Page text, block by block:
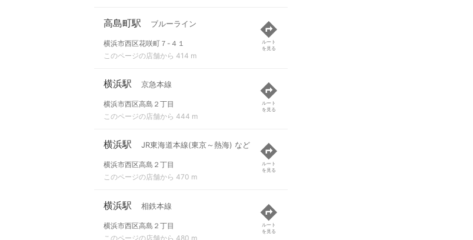
高島町駅 ブルーライン
横浜市西区花咲町７-４１
このページの店舗から 414 m
ルート
を見る
横浜駅 京急本線
横浜市西区高島２丁目
このページの店舗から 444 m
ルート
を見る
横浜駅 JR東海道本線(東京～熱海) など
横浜市西区高島２丁目
このページの店舗から 470 m
ルート
を見る
横浜駅 相鉄本線
横浜市西区高島２丁目
このページの店舗から 480 m
ルート
を見る